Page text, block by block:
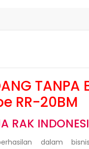
TANPA
RR-20BM
RAK
dalam